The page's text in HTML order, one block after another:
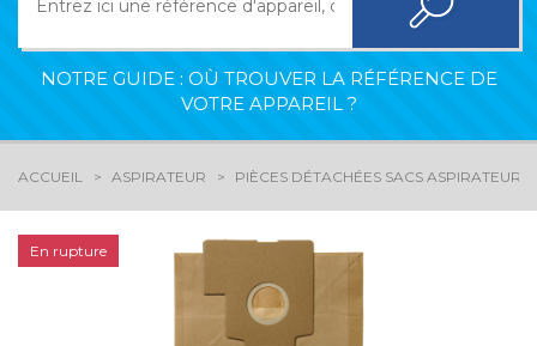
NOTRE GUIDE : OÙ TROUVER LA RÉFÉRENCE DE
VOTRE APPAREIL ?
ACCUEIL ASPIRATEUR PIÈCES DÉTACHÉES SACS ASPIRATEURS
En rupture